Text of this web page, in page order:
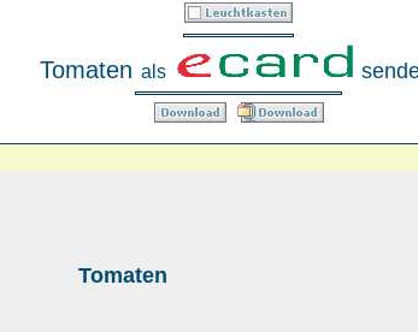
Tomaten als
Tomaten